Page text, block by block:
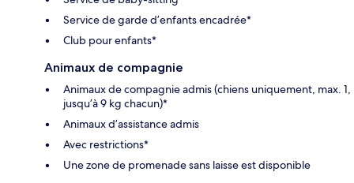
Service de garde d’enfants encadrée*
Club pour enfants*
Animaux de compagnie
Animaux de compagnie admis (chiens uniquement, max. 1,
jusqu’à 9 kg chacun)*
Animaux d’assistance admis
Avec restrictions*
Une zone de promenade sans laisse est disponible